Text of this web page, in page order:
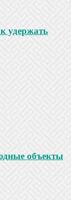
удержать
объекты